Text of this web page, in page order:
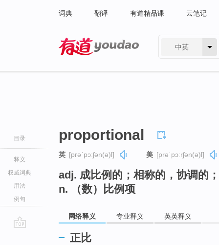
词典 翻译 有道精品课 云笔记
中英
目录
释义
权威词典
用法
例句
proportional
英 [prəˈpɔːʃən(ə)l] 美 [prəˈpɔːrʃən(ə)l]
adj. 成比例的；相称的，协调的
n. （数）比例项
网络释义 专业释义 英英释义
正比